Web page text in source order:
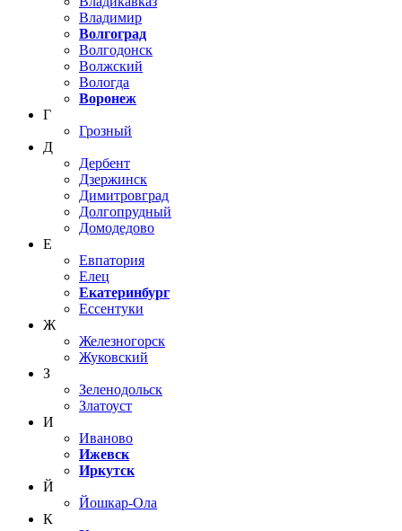
Владимир
Волгоград
Волгодонск
Волжский
Вологда
Воронеж
Г
Грозный
Д
Дербент
Дзержинск
Димитровград
Долгопрудный
Домодедово
Е
Евпатория
Елец
Екатеринбург
Ессентуки
Ж
Железногорск
Жуковский
З
Зеленодольск
Златоуст
И
Иваново
Ижевск
Иркутск
Й
Йошкар-Ола
К